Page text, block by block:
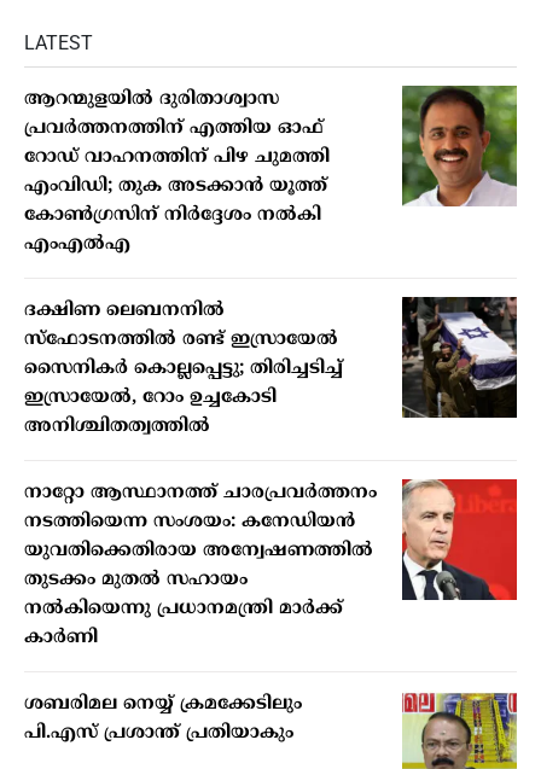
LATEST
ആറന്മുളയിൽ ദുരിതാശ്വാസ
പ്രവർത്തനത്തിന് എത്തിയ ഓഫ്
റോഡ് വാഹനത്തിന് പിഴ ചുമത്തി
എംവിഡി; തുക അടക്കാൻ യൂത്ത്
കോൺഗ്രസിന് നിർദ്ദേശം നൽകി
എംഎൽഎ
ദക്ഷിണ ലെബനനിൽ
സ്ഫോടനത്തിൽ രണ്ട് ഇസ്രായേൽ
സൈനികർ കൊല്ലപ്പെട്ടു; തിരിച്ചടിച്ച്
ഇസ്രായേൽ, റോം ഉച്ചകോടി
അനിശ്ചിതത്വത്തിൽ
നാറ്റോ ആസ്ഥാനത്ത് ചാരപ്രവര്‍ത്തനം
നടത്തിയെന്ന സംശയം: കനേഡിയന്‍
യുവതിക്കെതിരായ അന്വേഷണത്തില്‍
തുടക്കം മുതല്‍ സഹായം
നല്‍കിയെന്നു പ്രധാനമന്ത്രി മാര്‍ക്ക്
കാര്‍ണി
ശബരിമല നെയ്യ് ക്രമക്കേടിലും
പി.എസ് പ്രശാന്ത് പ്രതിയാകും